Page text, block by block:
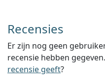
Recensies
Er zijn nog geen
recensie hebben
recensie geeft?